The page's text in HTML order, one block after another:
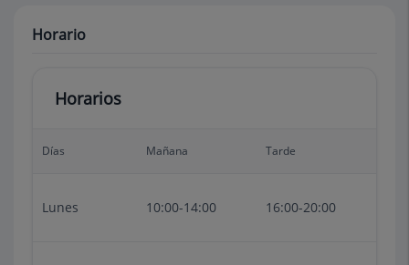
Horario
Horarios
Días Mañana Tarde
Lunes 10:00-14:00 16:00-20:00